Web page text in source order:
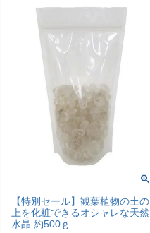
【特別セール】観葉植物の土の
上を化粧できるオシャレな天然
水晶 約500ｇ